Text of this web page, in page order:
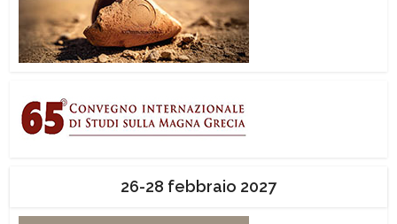
26-28 febbraio 2027